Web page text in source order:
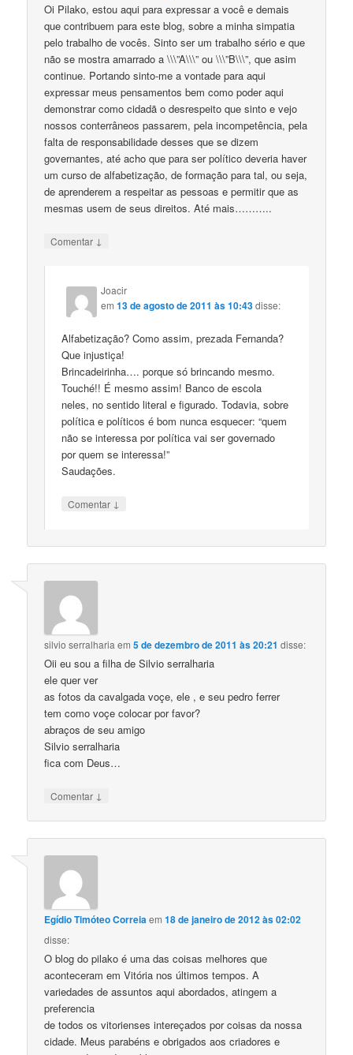
Oi Pilako, estou aqui para expressar a você e demais
que contribuem para este blog, sobre a minha simpatia
pelo trabalho de vocês. Sinto ser um trabalho sério e que
não se mostra amarrado a \\\”A\\\” ou \\\”B\\\”, que asim
continue. Portando sinto-me a vontade para aqui
expressar meus pensamentos bem como poder aqui
demonstrar como cidadã o desrespeito que sinto e vejo
nossos conterrâneos passarem, pela incompetência, pela
falta de responsabilidade desses que se dizem
governantes, até acho que para ser político deveria haver
um curso de alfabetização, de formação para tal, ou seja,
de aprenderem a respeitar as pessoas e permitir que as
mesmas usem de seus direitos. Até mais………..
Comentar ↓
Joacir
em13 de agosto de 2011 às 10:43disse:
Alfabetização? Como assim, prezada Fernanda?
Que injustiça!
Brincadeirinha…. porque só brincando mesmo.
Touché!! É mesmo assim! Banco de escola
neles, no sentido literal e figurado. Todavia, sobre
política e políticos é bom nunca esquecer: “quem
não se interessa por política vai ser governado
por quem se interessa!”
Saudações.
Comentar ↓
silvio serralharia em5 de dezembro de 2011 às 20:21 disse:
Oii eu sou a filha de Silvio serralharia
ele quer ver
as fotos da cavalgada voçe, ele , e seu pedro ferrer
tem como voçe colocar por favor?
abraços de seu amigo
Silvio serralharia
fica com Deus…
Comentar ↓
Egídio Timóteo Correiaem18 de janeiro de 2012 às 02:02
disse:
O blog do pilako é uma das coisas melhores que
aconteceram em Vitória nos últimos tempos. A
variedades de assuntos aqui abordados, atingem a
preferencia
de todos os vitorienses intereçados por coisas da nossa
cidade. Meus parabéns e obrigados aos criadores e